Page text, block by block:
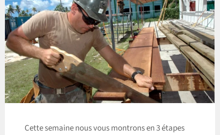
Cette semaine nous vous montrons en 3 étapes